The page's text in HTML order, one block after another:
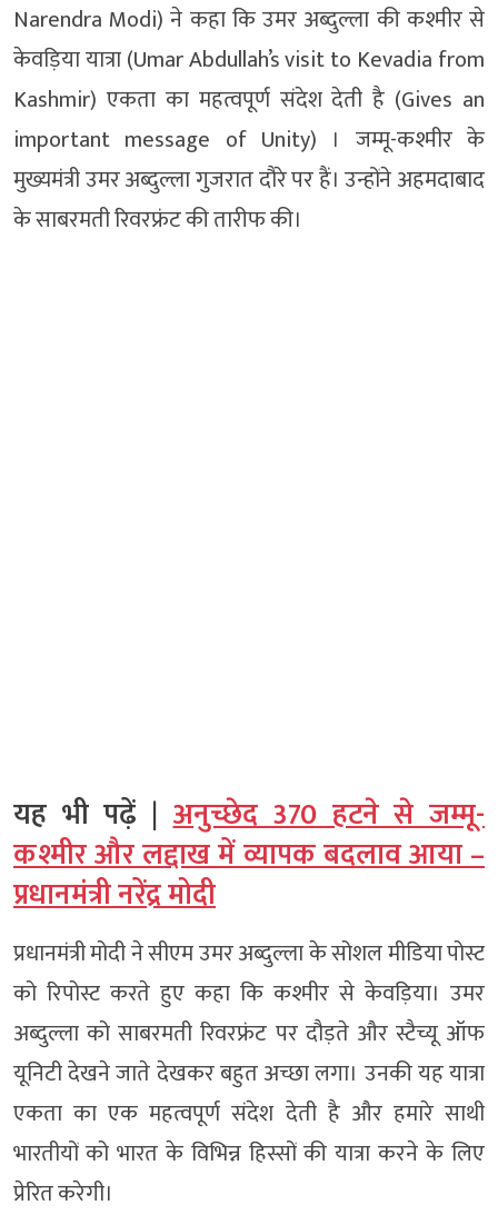
Narendra Modi) ने कहा कि उमर अब्दुल्ला की कश्मीर से
केवड़िया यात्रा (Umar Abdullah’s visit to Kevadia from
Kashmir) एकता का महत्वपूर्ण संदेश देती है (Gives an
important message of Unity) । जम्मू-कश्मीर के
मुख्यमंत्री उमर अब्दुल्ला गुजरात दौरे पर हैं। उन्होंने अहमदाबाद
के साबरमती रिवरफ्रंट की तारीफ की।
यह भी पढ़ें |अनुच्छेद 370 हटने से जम्मू-
कश्मीर और लद्दाख में व्यापक बदलाव आया –
प्रधानमंत्री नरेंद्र मोदी
प्रधानमंत्री मोदी ने सीएम उमर अब्दुल्ला के सोशल मीडिया पोस्ट
को रिपोस्ट करते हुए कहा कि कश्मीर से केवड़िया। उमर
अब्दुल्ला को साबरमती रिवरफ्रंट पर दौड़ते और स्टैच्यू ऑफ
यूनिटी देखने जाते देखकर बहुत अच्छा लगा। उनकी यह यात्रा
एकता का एक महत्वपूर्ण संदेश देती है और हमारे साथी
भारतीयों को भारत के विभिन्न हिस्सों की यात्रा करने के लिए
प्रेरित करेगी।